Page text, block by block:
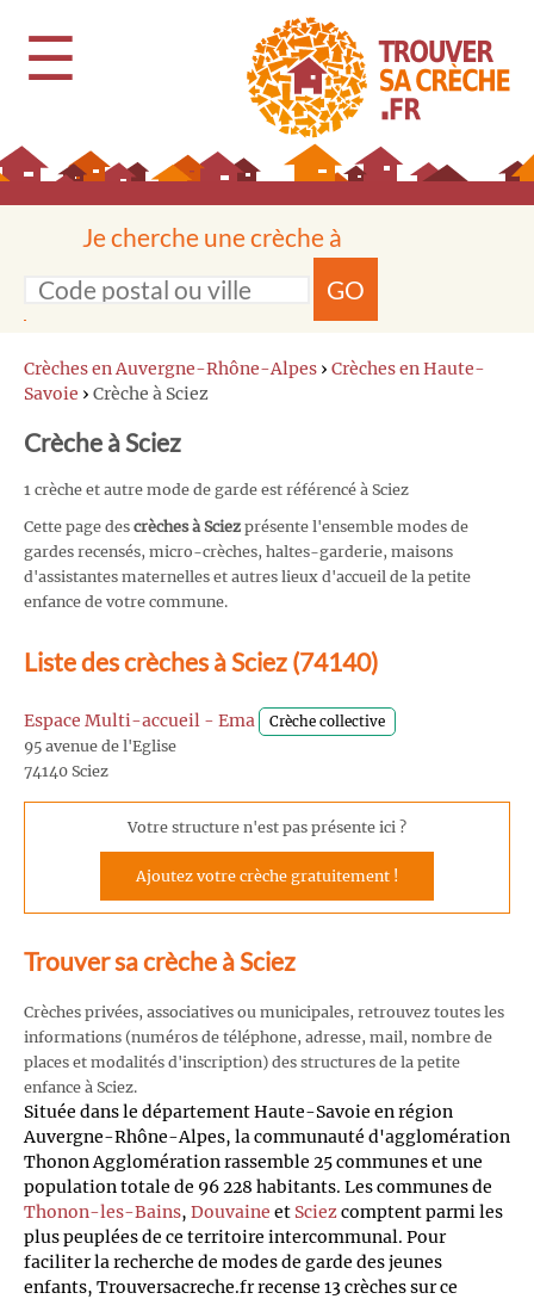
☰
Je cherche une crèche à
GO
Crèches en Auvergne-Rhône-Alpes › Crèches en Haute-
Savoie › Crèche à Sciez
Crèche à Sciez
1 crèche et autre mode de garde est référencé à Sciez
Cette page des crèches à Sciez présente l'ensemble modes de
gardes recensés, micro-crèches, haltes-garderie, maisons
d'assistantes maternelles et autres lieux d'accueil de la petite
enfance de votre commune.
Liste des crèches à Sciez (74140)
Espace Multi-accueil - Ema Crèche collective
95 avenue de l'Eglise
74140 Sciez
Votre structure n'est pas présente ici ?
Ajoutez votre crèche gratuitement !
Trouver sa crèche à Sciez
Crèches privées, associatives ou municipales, retrouvez toutes les
informations (numéros de téléphone, adresse, mail, nombre de
places et modalités d'inscription) des structures de la petite
enfance à Sciez.
Située dans le département Haute-Savoie en région
Auvergne-Rhône-Alpes, la communauté d'agglomération
Thonon Agglomération rassemble 25 communes et une
population totale de 96 228 habitants. Les communes de
Thonon-les-Bains, Douvaine et Sciezcomptent parmi les
plus peuplées de ce territoire intercommunal. Pour
faciliter la recherche de modes de garde des jeunes
enfants, Trouversacreche.fr recense 13 crèches sur ce